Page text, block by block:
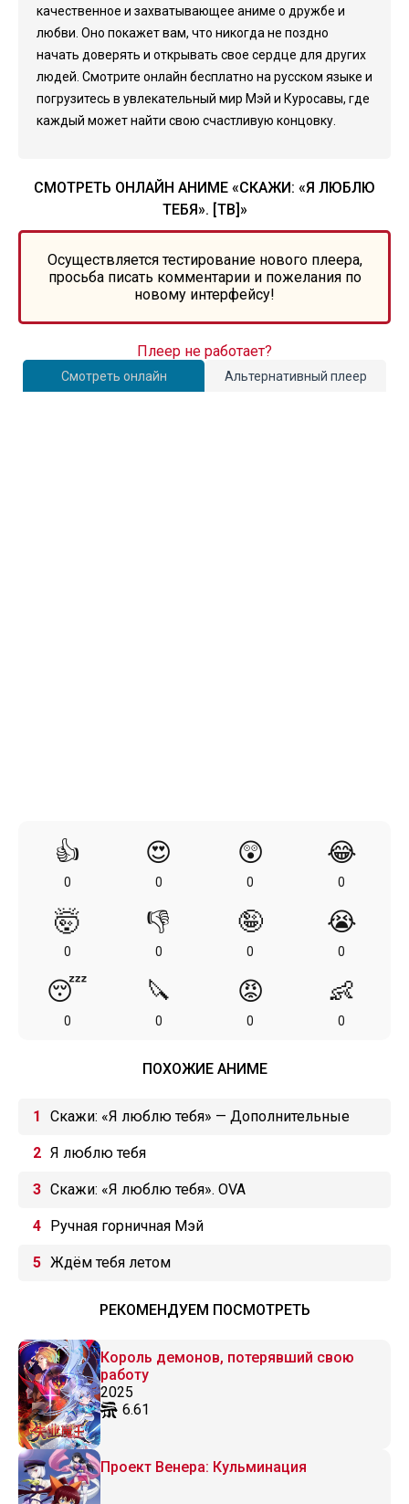
качественное и захватывающее аниме о дружбе и
любви. Оно покажет вам, что никогда не поздно
начать доверять и открывать свое сердце для других
людей. Смотрите онлайн бесплатно на русском языке и
погрузитесь в увлекательный мир Мэй и Куросавы, где
каждый может найти свою счастливую концовку.
СМОТРЕТЬ ОНЛАЙН АНИМЕ «СКАЖИ: «Я ЛЮБЛЮ
ТЕБЯ». [ТВ]»
Осуществляется тестирование нового плеера,
просьба писать комментарии и пожелания по
новому интерфейсу!
Смотреть онлайн Альтернативный плеер
Плеер не работает?
👍
0
😍
0
😲
0
😂
0
🤯
0
👎
0
🤪
0
😭
0
😴
0
🔪
0
😡
0
👶
0
ПОХОЖИЕ АНИМЕ
Скажи: «Я люблю тебя» — Дополнительные
эпизоды
Я люблю тебя
Скажи: «Я люблю тебя». OVA
Ручная горничная Мэй
Ждём тебя летом
РЕКОМЕНДУЕМ ПОСМОТРЕТЬ
Король демонов, потерявший свою
работу
2025
6.61
Проект Венера: Кульминация